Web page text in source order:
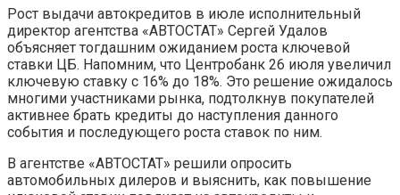
Рост выдачи автокредитов в июле исполнительный
директор агентства «АВТОСТАТ» Сергей Удалов
объясняет тогдашним ожиданием роста ключевой
ставки ЦБ. Напомним, что Центробанк 26 июля увеличил
ключевую ставку с 16% до 18%. Это решение ожидалось
многими участниками рынка, подтолкнув покупателей
активнее брать кредиты до наступления данного
события и последующего роста ставок по ним.
В агентстве «АВТОСТАТ» решили опросить
автомобильных дилеров и выяснить, как повышение